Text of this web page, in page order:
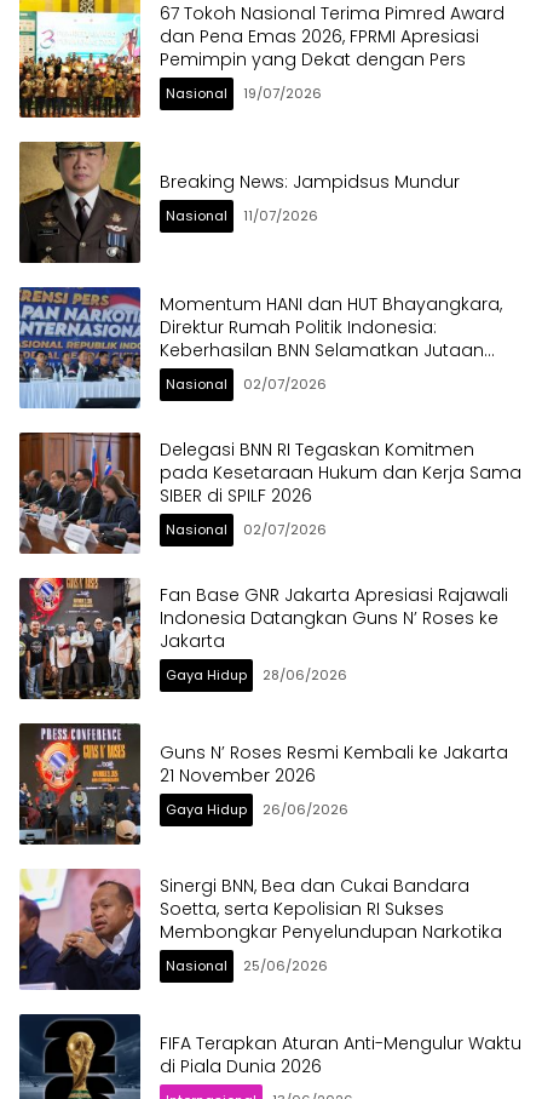
67 Tokoh Nasional Terima Pimred Award
dan Pena Emas 2026, FPRMI Apresiasi
Pemimpin yang Dekat dengan Pers
Nasional 19/07/2026
Breaking News: Jampidsus Mundur
Nasional 11/07/2026
Momentum HANI dan HUT Bhayangkara,
Direktur Rumah Politik Indonesia:
Keberhasilan BNN Selamatkan Jutaan
Anak Bangsa dari Ancaman Narkoba
Nasional 02/07/2026
Delegasi BNN RI Tegaskan Komitmen
pada Kesetaraan Hukum dan Kerja Sama
SIBER di SPILF 2026
Nasional 02/07/2026
Fan Base GNR Jakarta Apresiasi Rajawali
Indonesia Datangkan Guns N’ Roses ke
Jakarta
Gaya Hidup 28/06/2026
Guns N’ Roses Resmi Kembali ke Jakarta
21 November 2026
Gaya Hidup 26/06/2026
Sinergi BNN, Bea dan Cukai Bandara
Soetta, serta Kepolisian RI Sukses
Membongkar Penyelundupan Narkotika
Nasional 25/06/2026
FIFA Terapkan Aturan Anti-Mengulur Waktu
di Piala Dunia 2026